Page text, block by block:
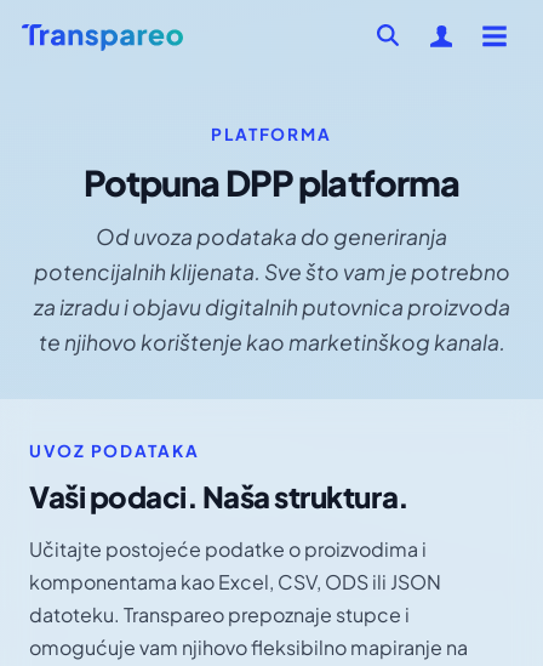
PLATFORMA
Potpuna DPP platforma
Od uvoza podataka do generiranja
potencijalnih klijenata. Sve što vam je potrebno
za izradu i objavu digitalnih putovnica proizvoda
te njihovo korištenje kao marketinškog kanala.
UVOZ PODATAKA
Vaši podaci. Naša struktura.
Učitajte postojeće podatke o proizvodima i
komponentama kao Excel, CSV, ODS ili JSON
datoteku. Transpareo prepoznaje stupce i
omogućuje vam njihovo fleksibilno mapiranje na